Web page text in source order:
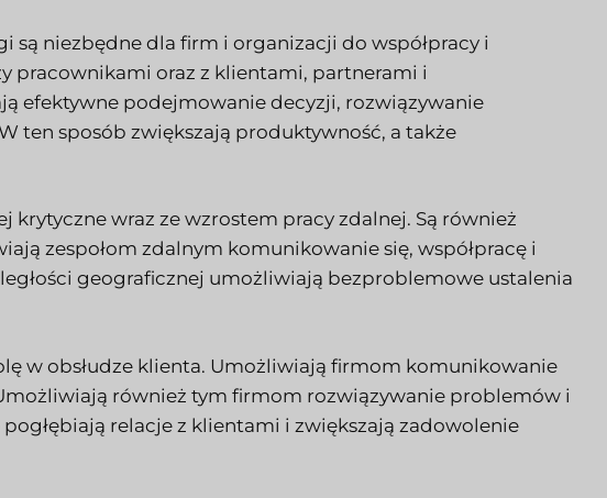
są niezbędne dla firm i organizacji do współpracy i
pracownikami oraz z klientami, partnerami i
efektywne podejmowanie decyzji, rozwiązywanie
ten sposób zwiększają produktywność, a także
krytyczne wraz ze wzrostem pracy zdalnej. Są również
zespołom zdalnym komunikowanie się, współpracę i
geograficznej umożliwiają bezproblemowe ustalenia
w obsłudze klienta. Umożliwiają firmom komunikowanie
również tym firmom rozwiązywanie problemów i
relacje z klientami i zwiększają zadowolenie